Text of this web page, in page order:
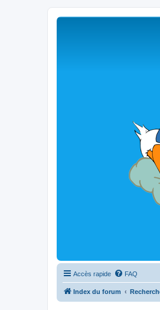
Accès rapide FAQ
Index du forum